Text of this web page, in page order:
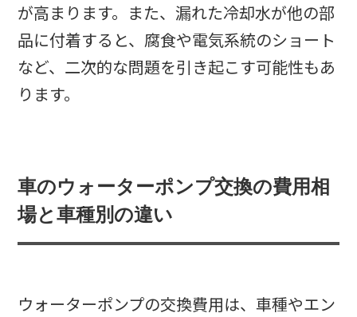
が高まります。また、漏れた冷却水が他の部
品に付着すると、腐食や電気系統のショート
など、二次的な問題を引き起こす可能性もあ
ります。
車のウォーターポンプ交換の費用相
場と車種別の違い
ウォーターポンプの交換費用は、車種やエン